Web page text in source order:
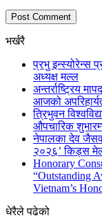
भर्खरै
प्रभु इन्स्योरेन्स
अध्यक्ष मल्ल
अन्तर्राष्ट्रिय
आजको
त्रिभुवन
औपचारिक
नेपालका देव
२०२६’ किड्स मेल
Honorary
“Outstanding
Vietnam’s
धेरैले पढेको